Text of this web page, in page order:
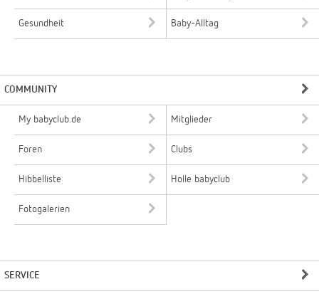
Gesundheit Baby-Alltag
COMMUNITY
My babyclub.de Mitglieder
Foren Clubs
Hibbelliste Holle babyclub
Fotogalerien
SERVICE